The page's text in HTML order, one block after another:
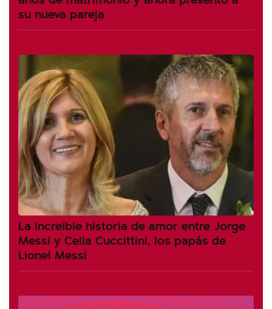
su nueva pareja
La increíble historia de amor entre Jorge
Messi y Celia Cuccittini, los papás de
Lionel Messi